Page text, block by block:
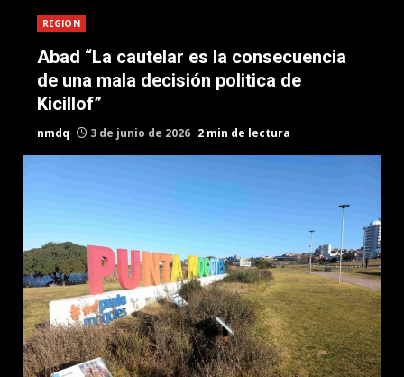
REGION
Abad “La cautelar es la consecuencia
de una mala decisión politica de
Kicillof”
nmdq 3 de junio de 2026 2 min de lectura